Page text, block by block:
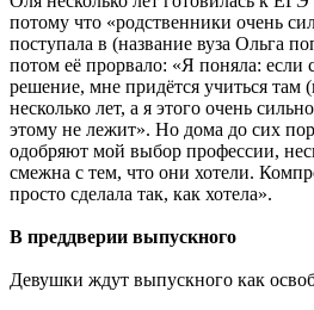
потому что «родственники очень
поступала в (название вуза Ольга
потом её прорвало: «Я поняла: если
решение, мне придётся учиться там
несколько лет, а я этого очень
этому не лежит». Но дома до сих
одобряют мой выбор профессии,
смежна с тем, что они хотели.
просто сделала так, как хотела».
В преддверии выпускного
Девушки ждут выпускного как